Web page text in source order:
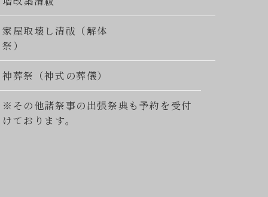
家屋取壊し清祓（解体
祭）
神葬祭（神式の葬儀）
※その他諸祭事の出張祭典も予約を受付
けております。